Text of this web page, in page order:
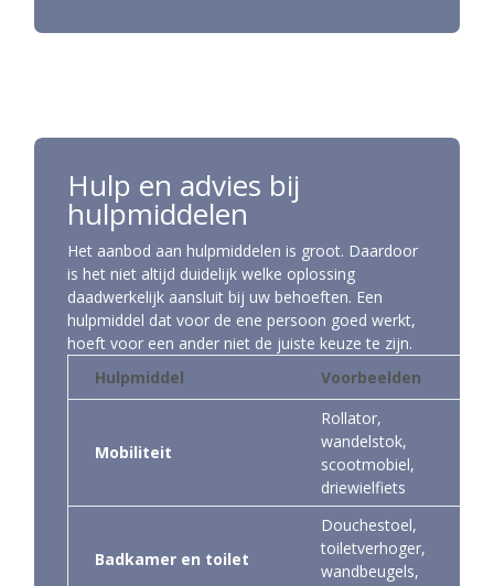
Hulp en advies bij
hulpmiddelen
Het aanbod aan hulpmiddelen is groot. Daardoor
is het niet altijd duidelijk welke oplossing
daadwerkelijk aansluit bij uw behoeften. Een
hulpmiddel dat voor de ene persoon goed werkt,
hoeft voor een ander niet de juiste keuze te zijn.
Hulpmiddel
Voorbeelden
Mobiliteit
Rollator,
wandelstok,
scootmobiel,
driewielfiets
Badkamer en toilet
Douchestoel,
toiletverhoger,
wandbeugels,